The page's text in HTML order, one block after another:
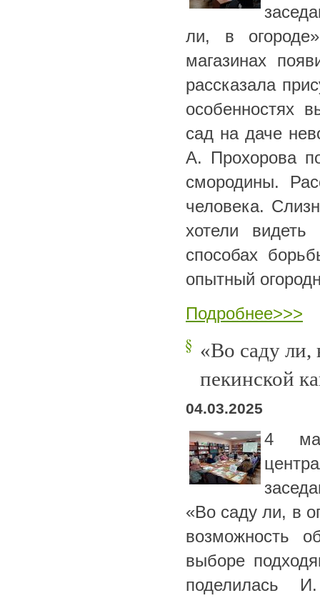
ли, в
магазинах
рассказала
особенностях
сад на даче
А. Прохорова
смородины.
человека.
хотели
способах
опытный
Подробнее>>>
«Во саду ли,
пекинской
04.03.2025
4
«Во саду ли, в
возможность
выборе
поделилась